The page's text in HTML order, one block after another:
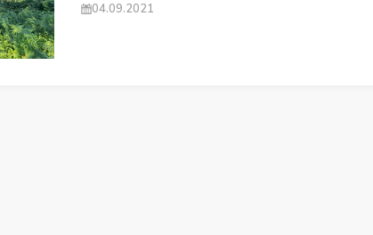
04.09.2021